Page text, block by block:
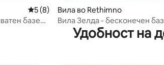
Просечна оцена: 5 од 5, 8 рецензии
5 (8)
базен,
Вила во Rethimno
Вила Зелда - бесконечен
извонреден поглед на море
Удобност на